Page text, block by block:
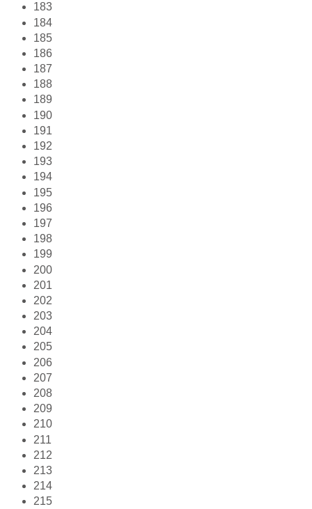
183
184
185
186
187
188
189
190
191
192
193
194
195
196
197
198
199
200
201
202
203
204
205
206
207
208
209
210
211
212
213
214
215